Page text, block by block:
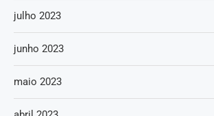
julho 2023
junho 2023
maio 2023